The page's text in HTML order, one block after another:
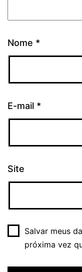
Nome *
E-mail *
Site
Salvar meus
próxima vez